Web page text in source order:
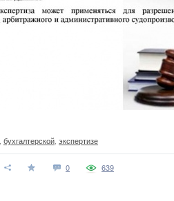
бухгалтерской экспертизе
0 639